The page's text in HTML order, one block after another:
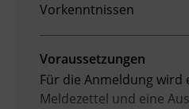
Vorkenntnissen
Voraussetzungen
Für die Anmeldung wird
Meldezettel und eine